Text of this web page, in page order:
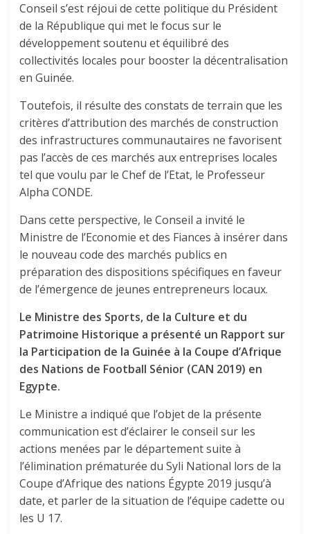
Conseil s’est réjoui de cette politique du Président
de la République qui met le focus sur le
développement soutenu et équilibré des
collectivités locales pour booster la décentralisation
en Guinée.
Toutefois, il résulte des constats de terrain que les
critères d’attribution des marchés de construction
des infrastructures communautaires ne favorisent
pas l’accès de ces marchés aux entreprises locales
tel que voulu par le Chef de l’Etat, le Professeur
Alpha CONDE.
Dans cette perspective, le Conseil a invité le
Ministre de l’Economie et des Fiances à insérer dans
le nouveau code des marchés publics en
préparation des dispositions spécifiques en faveur
de l’émergence de jeunes entrepreneurs locaux.
Le Ministre des Sports, de la Culture et du
Patrimoine Historique a présenté un Rapport sur
la Participation de la Guinée à la Coupe d’Afrique
des Nations de Football Sénior (CAN 2019) en
Egypte.
Le Ministre a indiqué que l’objet de la présente
communication est d’éclairer le conseil sur les
actions menées par le département suite à
l’élimination prématurée du Syli National lors de la
Coupe d’Afrique des nations Égypte 2019 jusqu’à
date, et parler de la situation de l’équipe cadette ou
les U 17.